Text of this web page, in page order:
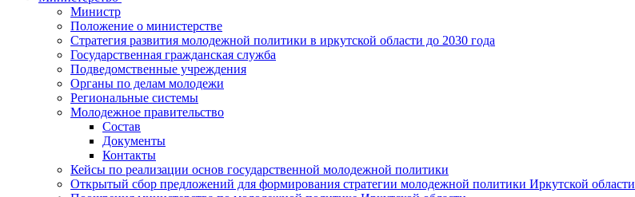
Министр
Положение о министерстве
Стратегия развития молодежной политики в иркутской области до 2030 года
Государственная гражданская служба
Подведомственные учреждения
Органы по делам молодежи
Региональные системы
Молодежное правительство
Состав
Документы
Контакты
Кейсы по реализации основ государственной молодежной политики
Открытый сбор предложений для формирования стратегии молодежной политики Иркутской области